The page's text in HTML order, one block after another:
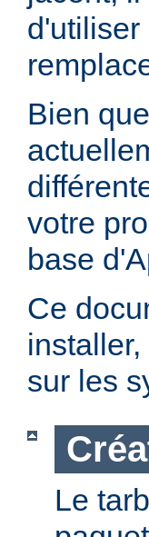
d'utiliser
Bien
votre
base
Ce
sur les
Le